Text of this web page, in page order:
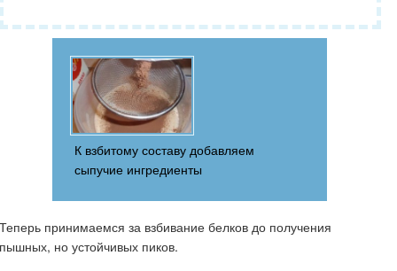
К взбитому составу добавляем
сыпучие ингредиенты
Теперь принимаемся за взбивание белков до получения
пышных, но устойчивых пиков.